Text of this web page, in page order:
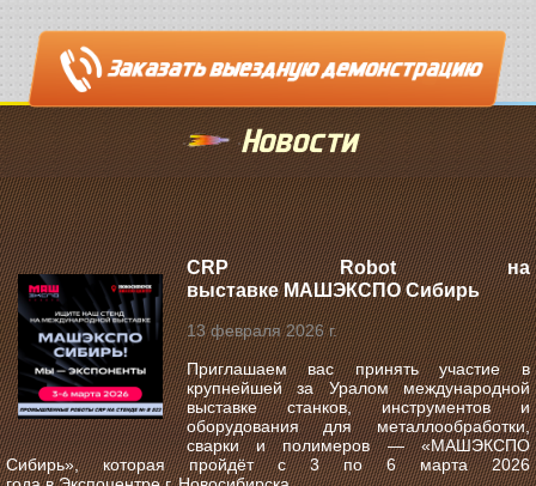
Новости
CRP Robot на
выставке МАШЭКСПО Сибирь
13 февраля 2026 г.
Приглашаем вас принять участие в
крупнейшей за Уралом международной
выставке станков, инструментов и
оборудования для металлообработки,
сварки и полимеров —«МАШЭКСПО
Сибирь», которая пройдёт с3 по 6 марта 2026